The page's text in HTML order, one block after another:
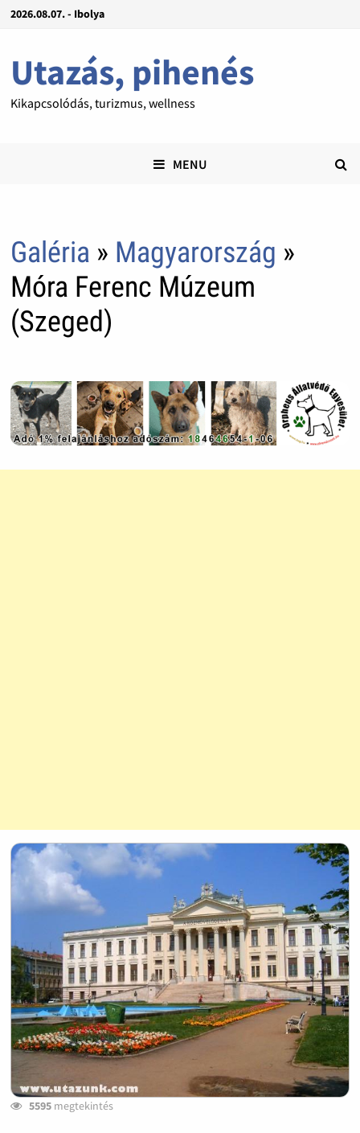
2026.08.07. - Ibolya
Utazás, pihenés
Kikapcsolódás, turizmus, wellness
MENU
Galéria » Magyarország »
Móra Ferenc Múzeum
(Szeged)
5595megtekintés